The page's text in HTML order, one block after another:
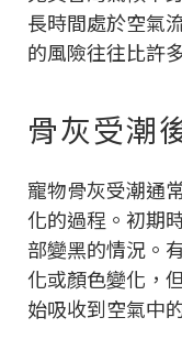
長時間處於空氣
的風險往往比許
骨灰受潮
寵物骨灰受潮通
化的過程。初期
部變黑的情況。
化或顏色變化，
始吸收到空氣中